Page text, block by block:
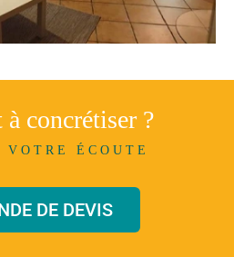
concrétiser ?
ÉCOUTE
DE DEVIS